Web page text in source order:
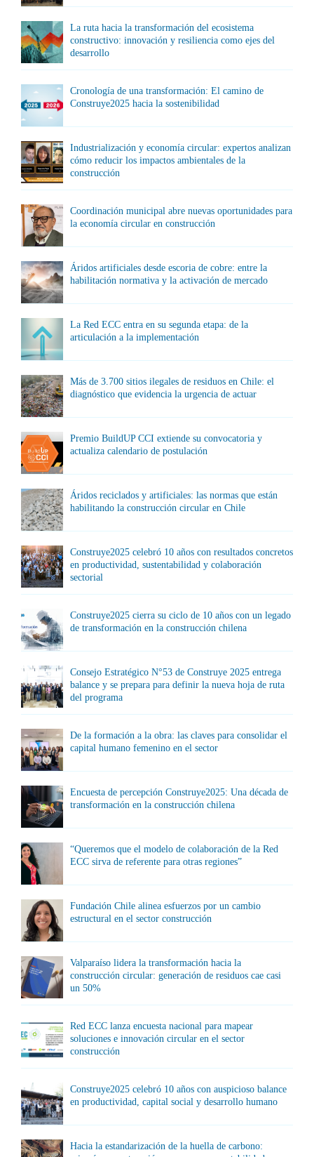
La ruta hacia la transformación del ecosistema
constructivo: innovación y resiliencia como ejes del
desarrollo
Cronología de una transformación: El camino de
Construye2025 hacia la sostenibilidad
Industrialización y economía circular: expertos analizan
cómo reducir los impactos ambientales de la
construcción
Coordinación municipal abre nuevas oportunidades para
la economía circular en construcción
Áridos artificiales desde escoria de cobre: entre la
habilitación normativa y la activación de mercado
La Red ECC entra en su segunda etapa: de la
articulación a la implementación
Más de 3.700 sitios ilegales de residuos en Chile: el
diagnóstico que evidencia la urgencia de actuar
Premio BuildUP CCI extiende su convocatoria y
actualiza calendario de postulación
Áridos reciclados y artificiales: las normas que están
habilitando la construcción circular en Chile
Construye2025 celebró 10 años con resultados concretos
en productividad, sustentabilidad y colaboración
sectorial
Construye2025 cierra su ciclo de 10 años con un legado
de transformación en la construcción chilena
Consejo Estratégico N°53 de Construye 2025 entrega
balance y se prepara para definir la nueva hoja de ruta
del programa
De la formación a la obra: las claves para consolidar el
capital humano femenino en el sector
Encuesta de percepción Construye2025: Una década de
transformación en la construcción chilena
“Queremos que el modelo de colaboración de la Red
ECC sirva de referente para otras regiones”
Fundación Chile alinea esfuerzos por un cambio
estructural en el sector construcción
Valparaíso lidera la transformación hacia la
construcción circular: generación de residuos cae casi
un 50%
Red ECC lanza encuesta nacional para mapear
soluciones e innovación circular en el sector
construcción
Construye2025 celebró 10 años con auspicioso balance
en productividad, capital social y desarrollo humano
Hacia la estandarización de la huella de carbono: